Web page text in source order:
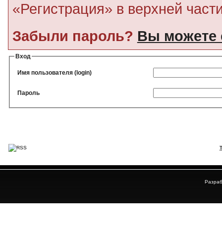
«Регистрация» в верхней
Забыли пароль? Вы можете
Вход
Имя пользователя (login)
Пароль